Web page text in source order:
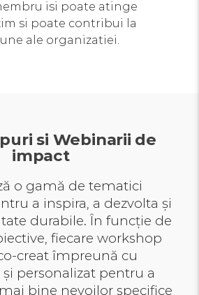
isi poate atinge
si poate contribui la
ale organizatiei.
si Webinarii de
impact
o gamă de tematici
a inspira, a dezvolta și
durabile. În funcție de
fiecare workshop
creat împreună cu
personalizat pentru a
bine nevoilor specifice